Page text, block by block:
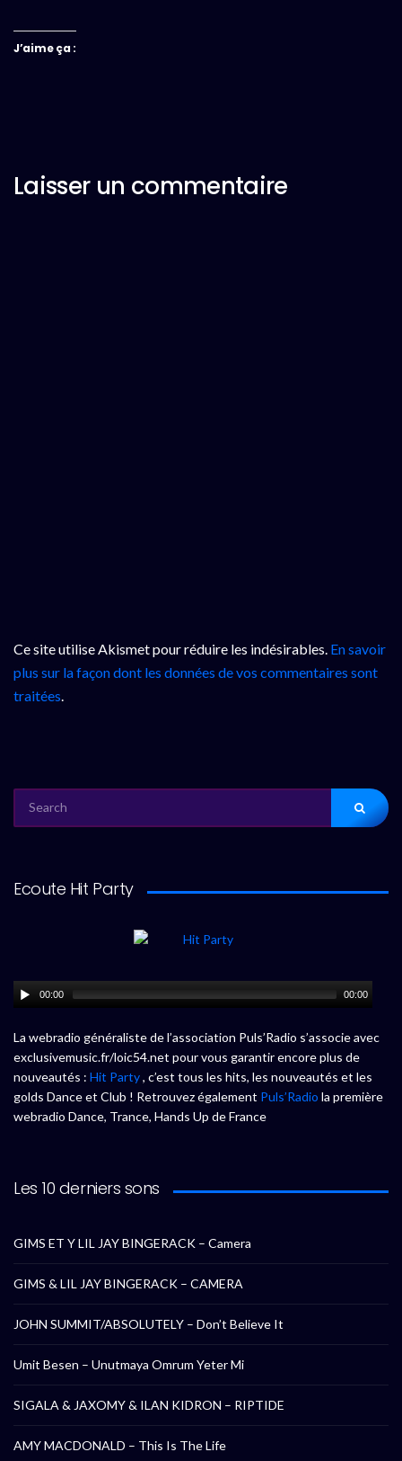
J’aime ça :
Laisser un commentaire
Ce site utilise Akismet pour réduire les indésirables. En savoir
plus sur la façon dont les données de vos commentaires sont
traitées.
FOR:
Ecoute Hit Party
00:00 00:00
La webradio généraliste de l’association Puls’Radio s’associe avec
exclusivemusic.fr/loic54.net pour vous garantir encore plus de
nouveautés : Hit Party, c’est tous les hits, les nouveautés et les
golds Dance et Club ! Retrouvez également Puls’Radio la première
webradio Dance, Trance, Hands Up de France
Les 10 derniers sons
GIMS ET Y LIL JAY BINGERACK – Camera
GIMS & LIL JAY BINGERACK – CAMERA
JOHN SUMMIT/ABSOLUTELY – Don’t Believe It
Umit Besen – Unutmaya Omrum Yeter Mi
SIGALA & JAXOMY & ILAN KIDRON – RIPTIDE
AMY MACDONALD – This Is The Life